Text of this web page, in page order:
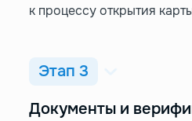
к процессу открытия
Этап 3
Документы и